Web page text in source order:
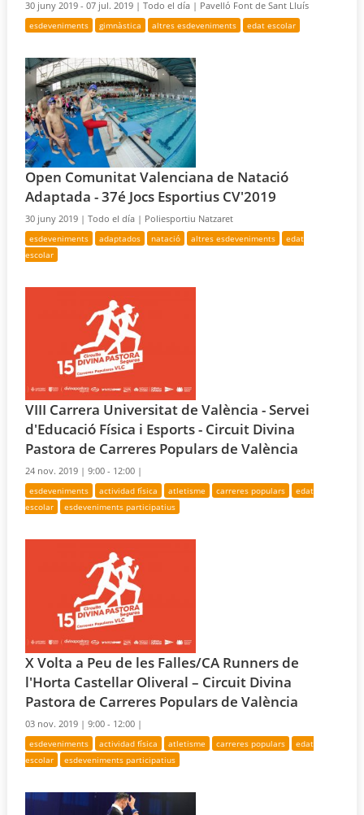
30 juny 2019 - 07 jul. 2019 |Todo el día | Pavelló Font de Sant Lluís
esdeveniments gimnàstica altres esdeveniments edat escolar
Open Comunitat Valenciana de Natació
Adaptada - 37é Jocs Esportius CV'2019
30 juny 2019 |Todo el día | Poliesportiu Natzaret
esdeveniments adaptados natació altres esdeveniments
edat
escolar
VIII Carrera Universitat de València - Servei
d'Educació Física i Esports - Circuit Divina
Pastora de Carreres Populars de València
24 nov. 2019 |9:00 - 12:00 |
esdeveniments actividad física atletisme carreres populars
edat
escolar
esdeveniments participatius
X Volta a Peu de les Falles/CA Runners de
l'Horta Castellar Oliveral – Circuit Divina
Pastora de Carreres Populars de València
03 nov. 2019 |9:00 - 12:00 |
esdeveniments actividad física atletisme carreres populars
edat
escolar
esdeveniments participatius